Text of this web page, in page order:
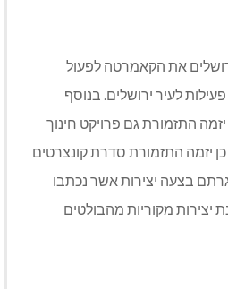
ירושלים את הקאמרטה לפעול
לעיר ירושלים. בנוסף
התזמורת גם פרויקט חינוך
כן יזמה התזמורת סדרת קונצרטים
בצעה יצירות אשר נכתבו
יצירות מקוריות מהבולטים